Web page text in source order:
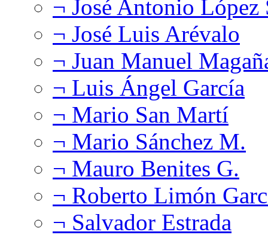
¬ José Antonio López
¬ José Luis Arévalo
¬ Juan Manuel
¬ Luis Ángel García
¬ Mario San Martí
¬ Mario Sánchez M.
¬ Mauro Benites G.
¬ Roberto Limón
¬ Salvador Estrada